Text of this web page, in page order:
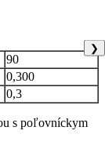
❯
90
0,300
0,3
s poľovníckym